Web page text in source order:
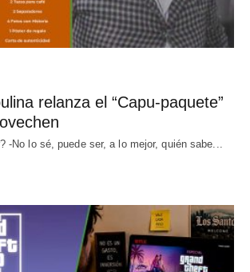
relanza el “Capu-paquete”
-No lo sé, puede ser, a lo mejor, quién sabe...